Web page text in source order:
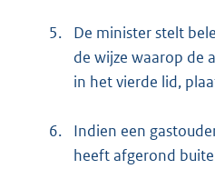
5.
De minister stelt
de wijze waarop de
in het vierde lid,
6.
Indien een
heeft afgerond